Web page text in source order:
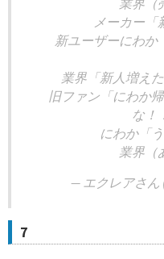
業界（
メーカー「
新ユーザーにわか
業界「新人増え
旧ファン「にわか
な！
にわか「
業界（
— エクレアさん
7